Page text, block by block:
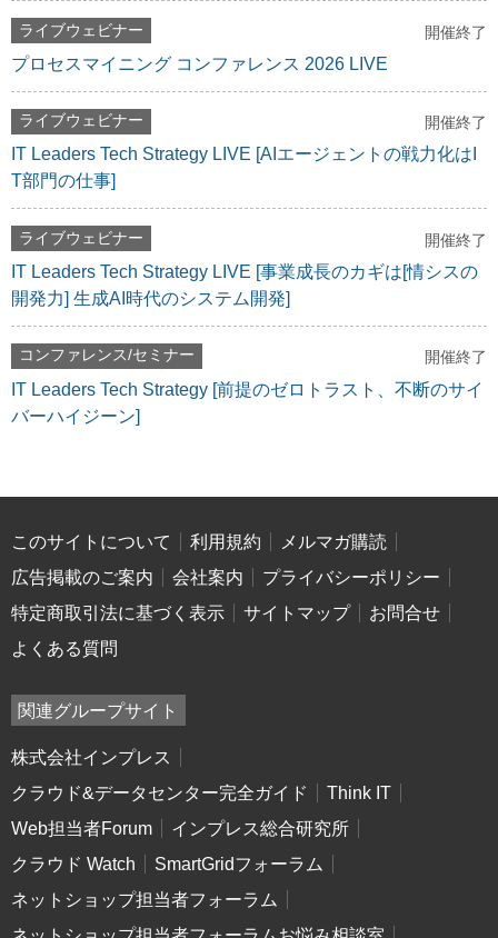
ライブウェビナー 開催終了
プロセスマイニング コンファレンス 2026 LIVE
ライブウェビナー 開催終了
IT Leaders Tech Strategy LIVE [AIエージェントの戦力化はI
T部門の仕事]
ライブウェビナー 開催終了
IT Leaders Tech Strategy LIVE [事業成長のカギは[情シスの
開発力] 生成AI時代のシステム開発]
コンファレンス/セミナー 開催終了
IT Leaders Tech Strategy [前提のゼロトラスト、不断のサイ
バーハイジーン]
このサイトについて 利用規約
メルマガ購読
広告掲載のご案内
会社案内
プライバシーポリシー
特定商取引法に基づく表示
サイトマップ
お問合せ
よくある質問
関連グループサイト
株式会社インプレス
クラウド&データセンター完全ガイド
Think IT
Web担当者Forum
インプレス総合研究所
クラウド Watch
SmartGridフォーラム
ネットショップ担当者フォーラム